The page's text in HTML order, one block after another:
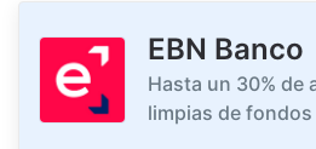
EBN Banco
Hasta un 30% de
limpias de fondos